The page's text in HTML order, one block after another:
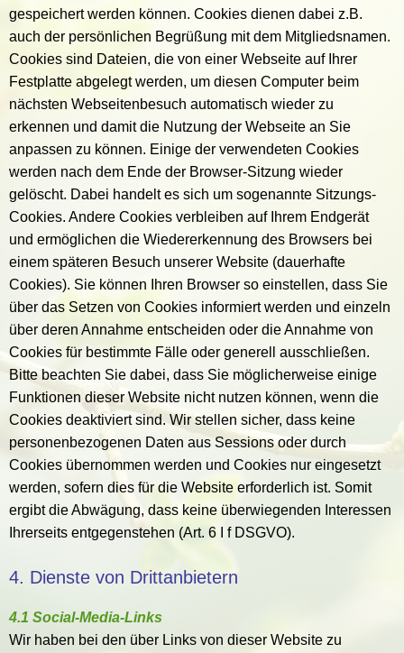
gespeichert werden können. Cookies dienen dabei z.B.
auch der persönlichen Begrüßung mit dem Mitgliedsnamen.
Cookies sind Dateien, die von einer Webseite auf Ihrer
Festplatte abgelegt werden, um diesen Computer beim
nächsten Webseitenbesuch automatisch wieder zu
erkennen und damit die Nutzung der Webseite an Sie
anpassen zu können. Einige der verwendeten Cookies
werden nach dem Ende der Browser-Sitzung wieder
gelöscht. Dabei handelt es sich um sogenannte Sitzungs-
Cookies. Andere Cookies verbleiben auf Ihrem Endgerät
und ermöglichen die Wiedererkennung des Browsers bei
einem späteren Besuch unserer Website (dauerhafte
Cookies). Sie können Ihren Browser so einstellen, dass Sie
über das Setzen von Cookies informiert werden und einzeln
über deren Annahme entscheiden oder die Annahme von
Cookies für bestimmte Fälle oder generell ausschließen.
Bitte beachten Sie dabei, dass Sie möglicherweise einige
Funktionen dieser Website nicht nutzen können, wenn die
Cookies deaktiviert sind. Wir stellen sicher, dass keine
personenbezogenen Daten aus Sessions oder durch
Cookies übernommen werden und Cookies nur eingesetzt
werden, sofern dies für die Website erforderlich ist. Somit
ergibt die Abwägung, dass keine überwiegenden Interessen
Ihrerseits entgegenstehen (Art. 6 I f DSGVO).
4. Dienste von Drittanbietern
4.1 Social-Media-Links
Wir haben bei den über Links von dieser Website zu